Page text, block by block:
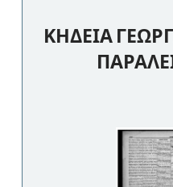
ΚΗΔΕΙΑ